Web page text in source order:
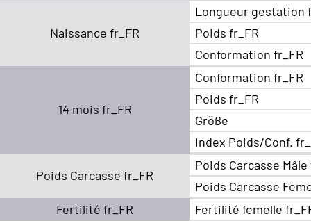
Naissance fr_FR
Longueur gestation
Poids fr_FR
Conformation fr_FR
14 mois fr_FR
Conformation fr_FR
Poids fr_FR
Größe
Index Poids/Conf.
Poids Carcasse fr_FR
Poids Carcasse Mâle
Poids Carcasse
Fertilité fr_FR
Fertilité femelle